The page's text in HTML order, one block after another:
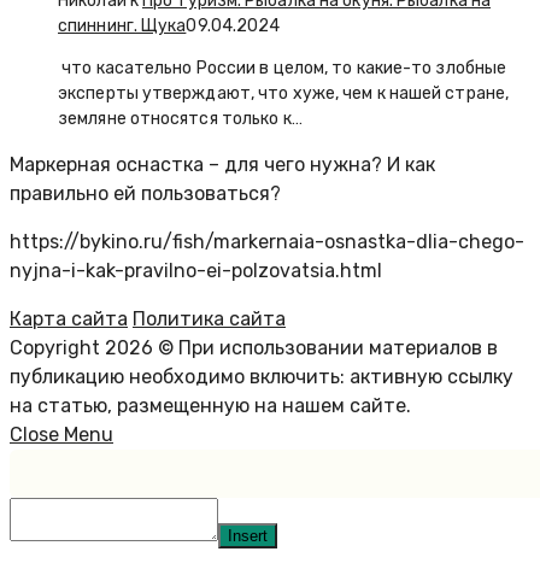
спиннинг. Щука09.04.2024
что касательно России в целом, то какие-то злобные
эксперты утверждают, что хуже, чем к нашей стране,
земляне относятся только к…
Маркерная оснастка – для чего нужна? И как
правильно ей пользоваться?
https://bykino.ru/fish/markernaia-osnastka-dlia-chego-
nyjna-i-kak-pravilno-ei-polzovatsia.html
Карта сайта Политика сайта
Copyright 2026 © При использовании материалов в
публикацию необходимо включить: активную ссылку
на статью, размещенную на нашем сайте.
Close Menu
Insert